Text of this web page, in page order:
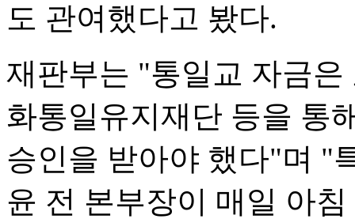
도 관여했다고 봤다.
재판부는 "통일교 자금
화통일유지재단 등을 통
승인을 받아야 했다"며 "
윤 전 본부장이 매일 아